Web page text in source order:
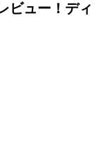
ビュー！ディ